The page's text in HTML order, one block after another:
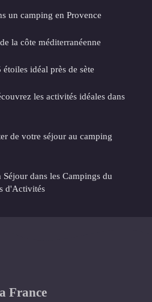
un camping en Provence
la côte méditerranéenne
idéal près de sète
les activités idéales dans
de votre séjour au camping
dans les Campings du
d'Activités
France